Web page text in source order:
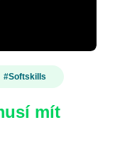
#Softskills
mít